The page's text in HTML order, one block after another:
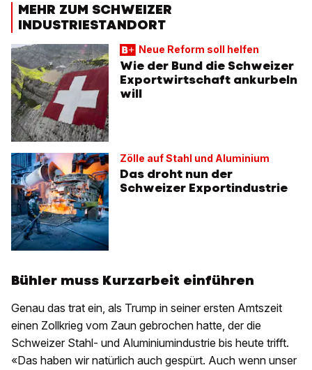
MEHR ZUM SCHWEIZER
INDUSTRIESTANDORT
Neue Reform soll helfen
Wie der Bund die Schweizer
Exportwirtschaft ankurbeln
will
Zölle auf Stahl und Aluminium
Das droht nun der
Schweizer Exportindustrie
Bühler muss Kurzarbeit einführen
Genau das trat ein, als Trump in seiner ersten Amtszeit
einen Zollkrieg vom Zaun gebrochen hatte, der die
Schweizer Stahl- und Aluminiumindustrie bis heute trifft.
«Das haben wir natürlich auch gespürt. Auch wenn unser